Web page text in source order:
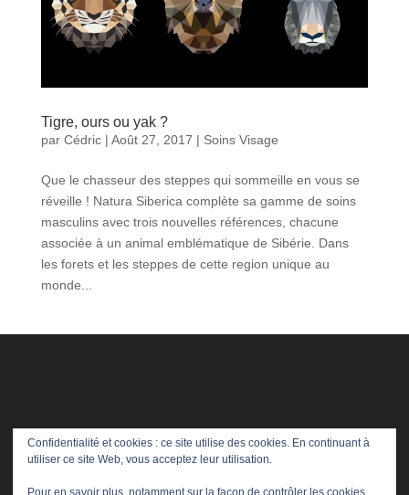
Tigre, ours ou yak ?
par Cédric| Août 27, 2017 | Soins Visage
Que le chasseur des steppes qui sommeille en vous se
réveille ! Natura Siberica complète sa gamme de soins
masculins avec trois nouvelles références, chacune
associée à un animal emblématique de Sibérie. Dans
les forets et les steppes de cette region unique au
monde...
Confidentialité et cookies : ce site utilise des cookies. En continuant à
utiliser ce site Web, vous acceptez leur utilisation.
Pour en savoir plus, notamment sur la façon de contrôler les cookies,